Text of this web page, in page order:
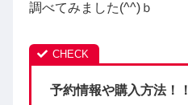
調べてみました(^^) ｂ
予約情報や購入方法！！